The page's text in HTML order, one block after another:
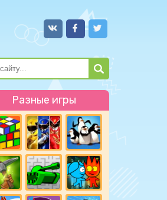
Разные игры